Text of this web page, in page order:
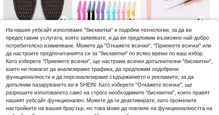
17.80€ 3.32€3.38€ -1% 3.54€3.58€ -1%
На нашия уебсайт използваме "бисквитки" и подобни технологии, за да ви
предоставим услугата, която заявявате, и да ви предложим възможно най-добро
потребителско изживяване. Можете да "Откажете всички", "Приемете всички" или
да настроите предпочитанията си за "бисквитки" по всяко време по ваш избор.
Като изберете "Приемете всички", ще настроим всички допълнителни "бисквитки",
които ни помагат да анализираме трафика, да предложим подобрени
функционалности и да персонализираме съдържанието и рекламите, за да
допълним пазаруването ви в SHEIN. Като изберете "Откажете всички", ще
разрешите използването само на строго необходимите "бисквитки", които правят
нашият уебсайт функционален. Можете да ги деактивирате, като промените
настройките на вашия браузър, но това може да повлияе на функционалността на